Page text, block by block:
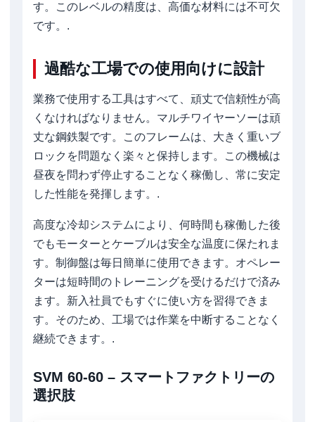
す。このレベルの精度は、高価な材料には不可欠
です。.
過酷な工場での使用向けに設計
業務で使用する工具はすべて、頑丈で信頼性が高
くなければなりません。マルチワイヤーソーは頑
丈な鋼鉄製です。このフレームは、大きく重いブ
ロックを問題なく楽々と保持します。この機械は
昼夜を問わず停止することなく稼働し、常に安定
した性能を発揮します。.
高度な冷却システムにより、何時間も稼働した後
でもモーターとケーブルは安全な温度に保たれま
す。制御盤は毎日簡単に使用できます。オペレー
ターは短時間のトレーニングを受けるだけで済み
ます。新入社員でもすぐに使い方を習得できま
す。そのため、工場では作業を中断することなく
継続できます。.
SVM 60-60 – スマートファクトリーの
選択肢